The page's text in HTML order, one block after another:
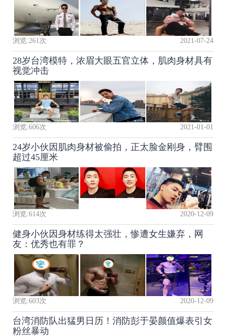
浏览:261 次 2021-07-24
28岁台湾模特，浓眉大眼五官立体，肌肉身材具有
视觉冲击
浏览:606次 2021-01-01
24岁小伙因肌肉身材被偷拍，正太脸金刚身，臂围
超过45厘米
浏览:614次 2020-12-09
健身小伙因身材练得太强壮，惨遭女生嫌弃，网
友：优秀也有罪？
浏览:603次 2020-12-09
台湾消防队出猛男日历！消防彭于晏颜值爆表引女
粉丝暴动